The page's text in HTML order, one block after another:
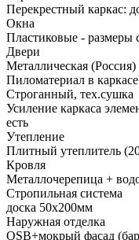
Перекрестный каркас:
Окна
Пластиковые - размеры
Двери
Металлическая
Пиломатериал в
Строганный, тех.сушка
Усиление каркаса
есть
Утепление
Плитный утеплитель
Кровля
Металлочерепица +
Стропильная система
доска 50х200мм
Наружная отделка
OSB+мокрый фасад